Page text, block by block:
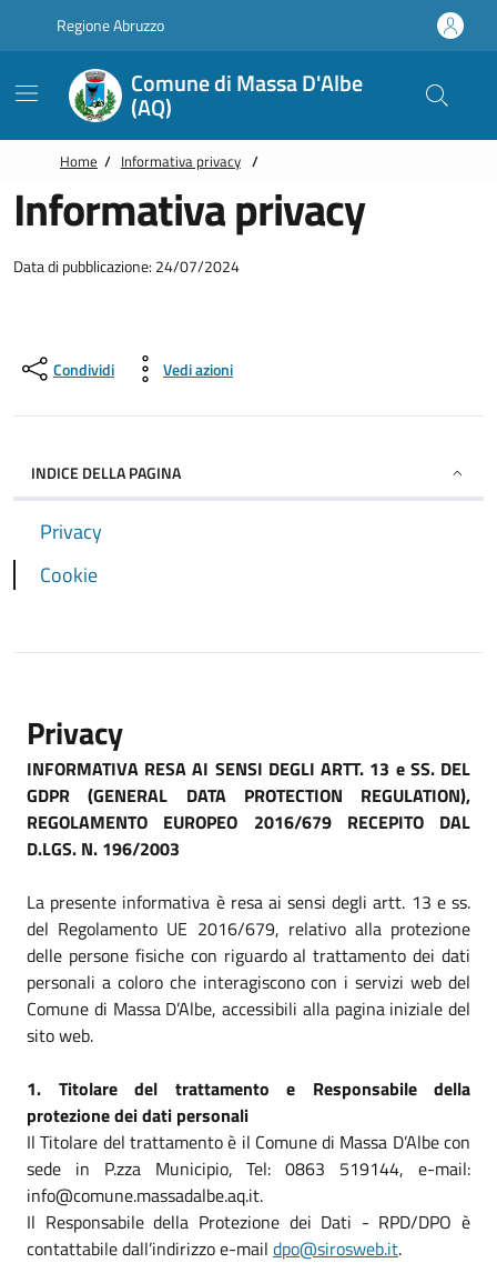
Regione Abruzzo
Comune di Massa D'Albe
(AQ)
Home / Informativa privacy /
Informativa privacy
Data di pubblicazione: 24/07/2024
Condividi Vedi azioni
INDICE DELLA PAGINA
Privacy
Cookie
Privacy
INFORMATIVA RESA AI SENSI DEGLI ARTT. 13 e SS. DEL
GDPR (GENERAL DATA PROTECTION REGULATION),
REGOLAMENTO EUROPEO 2016/679 RECEPITO DAL
D.LGS. N. 196/2003
La presente informativa è resa ai sensi degli artt. 13 e ss.
del Regolamento UE 2016/679, relativo alla protezione
delle persone fisiche con riguardo al trattamento dei dati
personali a coloro che interagiscono con i servizi web del
Comune di Massa D’Albe, accessibili alla pagina iniziale del
sito web.
1. Titolare del trattamento e Responsabile della
protezione dei dati personali
Il Titolare del trattamento è il Comune di Massa D’Albe con
sede in P.zza Municipio, Tel: 0863 519144, e-mail:
info@comune.massadalbe.aq.it.
Il Responsabile della Protezione dei Dati - RPD/DPO è
contattabile dall’indirizzo e-mail dpo@sirosweb.it.